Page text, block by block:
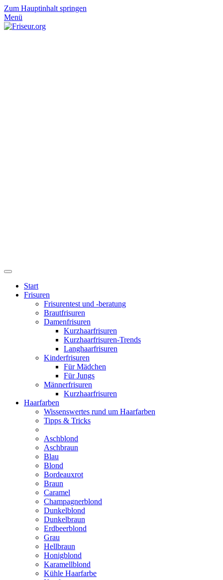
Zum Hauptinhalt springen
Menü
Start
Frisuren
Frisurentest und -beratung
Brautfrisuren
Damenfrisuren
Kurzhaarfrisuren
Kurzhaarfrisuren-Trends
Langhaarfrisuren
Kinderfrisuren
Für Mädchen
Für Jungs
Männerfrisuren
Kurzhaarfrisuren
Haarfarben
Wissenswertes rund um Haarfarben
Tipps & Tricks
Aschblond
Aschbraun
Blau
Blond
Bordeauxrot
Braun
Caramel
Champagnerblond
Dunkelblond
Dunkelbraun
Erdbeerblond
Grau
Hellbraun
Honigblond
Karamellblond
Kühle Haarfarbe